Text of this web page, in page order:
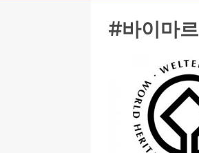
지원사업
[ 2021-
제57회
[ 2020-
(12.14일
[ 2026-
#바이마르